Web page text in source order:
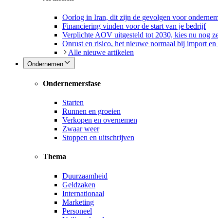
Oorlog in Iran, dit zijn de gevolgen voor
Financiering vinden voor de start van je bedrijf
Verplichte AOV uitgesteld tot 2030, kies nu nog
Onrust en risico, het nieuwe normaal bij import en
Alle nieuwe artikelen
Ondernemen
Ondernemersfase
Starten
Runnen en groeien
Verkopen en overnemen
Zwaar weer
Stoppen en uitschrijven
Thema
Duurzaamheid
Geldzaken
Internationaal
Marketing
Personeel